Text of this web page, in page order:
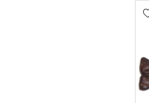
Add wishlist